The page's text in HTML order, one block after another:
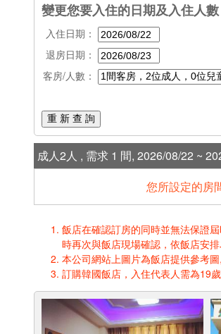
變更您要入住的日期及入住人數
入住日期：
退房日期：
客房/人數：
重 新 查 詢
成人2人 , 需求 1 間, 2026/08/22 ~
您所設定的房
飯店在確認訂房的同時並無法保證
時再次與飯店現場確認，依飯店安
本公司網站上圖片為飯店提供參考
訂購韓國飯店，入住代表人需為19